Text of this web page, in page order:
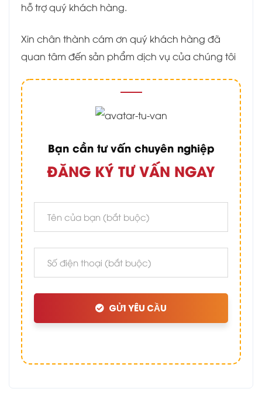
hỗ trợ quý khách hàng.
Xin chân thành cám ơn quý khách hàng đã
quan tâm đến sản phẩm dịch vụ của chúng tôi
Bạn cần tư vấn chuyên nghiệp
ĐĂNG KÝ TƯ VẤN NGAY
GỬI YÊU CẦU